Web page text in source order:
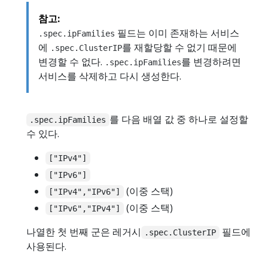
참고:
.spec.ipFamilies 필드는 이미 존재하는 서비스
에 .spec.ClusterIP를 재할당할 수 없기 때문에
변경할 수 없다. .spec.ipFamilies를 변경하려면
서비스를 삭제하고 다시 생성한다.
.spec.ipFamilies 를 다음 배열 값 중 하나로 설정할
수 있다.
["IPv4"]
["IPv6"]
["IPv4","IPv6"]
(이중 스택)
["IPv6","IPv4"]
(이중 스택)
나열한 첫 번째 군은 레거시
.spec.ClusterIP
필드에
사용된다.